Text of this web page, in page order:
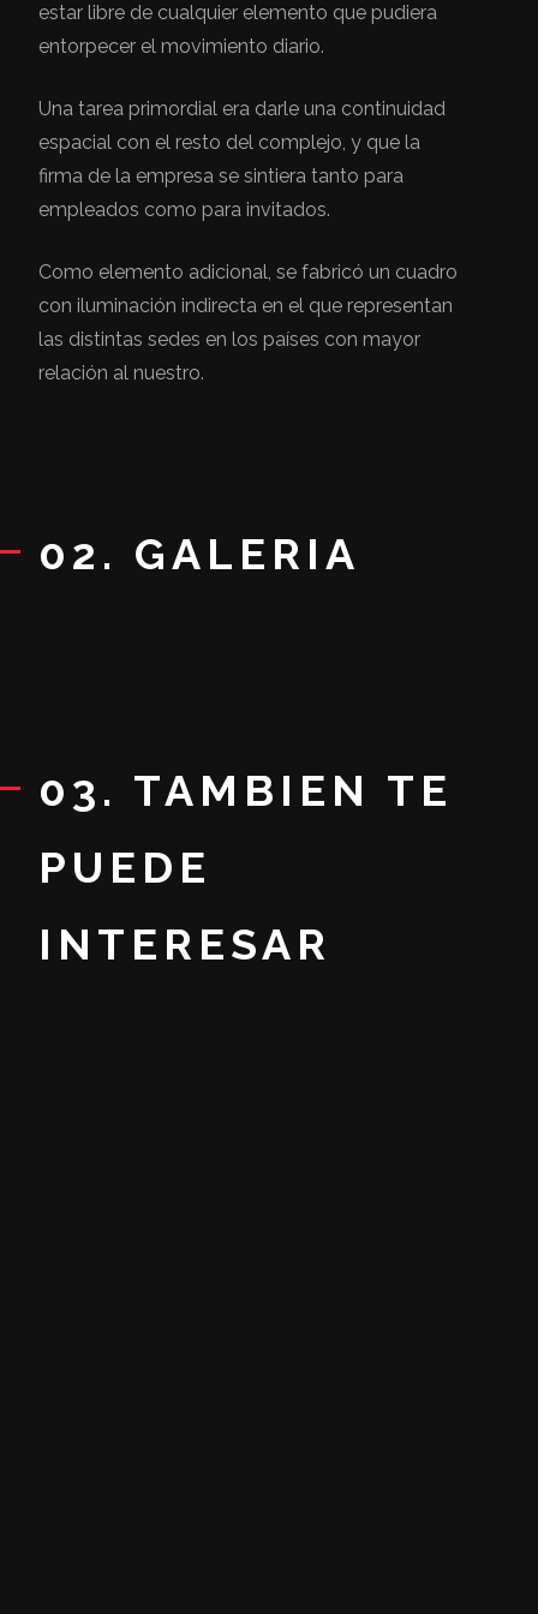
estar libre de cualquier elemento que pudiera
entorpecer el movimiento diario.
Una tarea primordial era darle una continuidad
espacial con el resto del complejo, y que la
firma de la empresa se sintiera tanto para
empleados como para invitados.
Como elemento adicional, se fabricó un cuadro
con iluminación indirecta en el que representan
las distintas sedes en los países con mayor
relación al nuestro.
02. GALERIA
03. TAMBIEN TE
PUEDE
INTERESAR